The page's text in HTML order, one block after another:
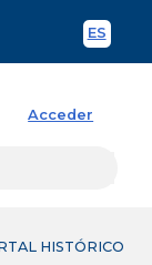
ES
Acceder
HISTÓRICO